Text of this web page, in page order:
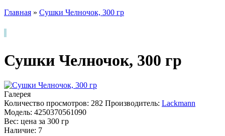
Главная » Сушки Челночок, 300 гp
Сушки Челночок, 300 гp
Галерея
Количество просмотров: 282 Производитель: Lackmann
Модель: 4250370561090
Вес: цена за 300 гр
Наличие: 7